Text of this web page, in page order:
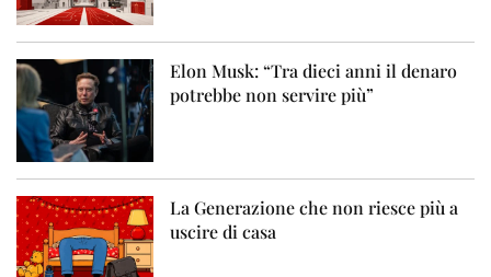
Elon Musk: “Tra dieci anni il denaro
potrebbe non servire più”
La Generazione che non riesce più a
uscire di casa